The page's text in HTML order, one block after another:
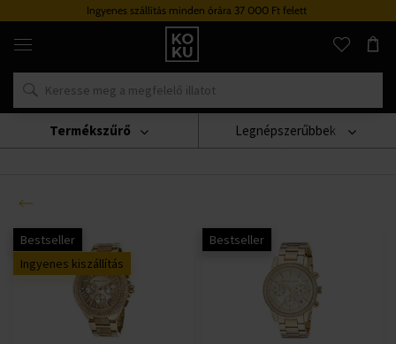
órára 37 000 Ft felett
Eredeti
parfümök
órák
egy
Dámy terméket
Legnépszerűbbek
Termékszűrő
Bestseller
Ingyenes kiszállítás
Bestseller